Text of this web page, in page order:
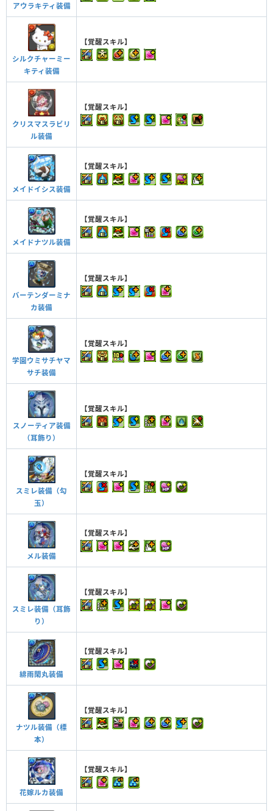
アウラキティ装備
シルクチャーミー
キティ装備
【覚醒スキル】
クリスマスラビリ
ル装備
【覚醒スキル】
メイドイシス装備
【覚醒スキル】
メイドナツル装備
【覚醒スキル】
バーテンダーミナ
カ装備
【覚醒スキル】
学園ウミサチヤマ
サチ装備
【覚醒スキル】
スノーティア装備
（耳飾り）
【覚醒スキル】
スミレ装備（勾
玉）
【覚醒スキル】
メル装備
【覚醒スキル】
スミレ装備（耳飾
り）
【覚醒スキル】
緋雨閑丸装備
【覚醒スキル】
ナツル装備（標
本）
【覚醒スキル】
花嫁ルカ装備
【覚醒スキル】